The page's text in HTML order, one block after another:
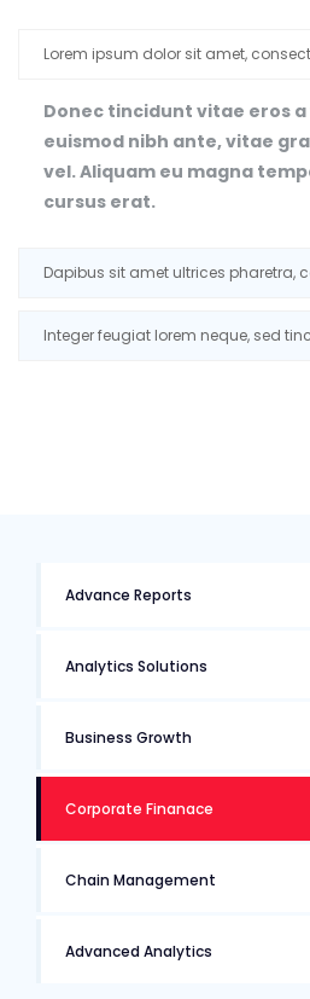
Lorem ipsum dolor sit amet,
Donec tincidunt vitae eros
euismod nibh ante, vitae
vel. Aliquam eu magna
cursus erat.
Dapibus sit amet ultrices pharetra,
Integer feugiat lorem neque, sed
Advance Reports
Analytics Solutions
Business Growth
Corporate Finanace
Chain Management
Advanced Analytics